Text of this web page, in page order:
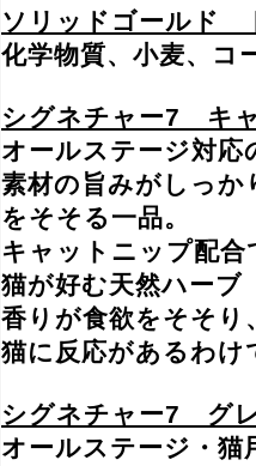
ソリッドゴールド
化学物質、小麦、コ
シグネチャー7 キ
オールステージ対応
素材の旨みがしっか
をそそる一品。
キャットニップ配
猫が好む天然ハーブ
香りが食欲をそそ
猫に反応があるわ
シグネチャー7 グ
オールステージ・猫